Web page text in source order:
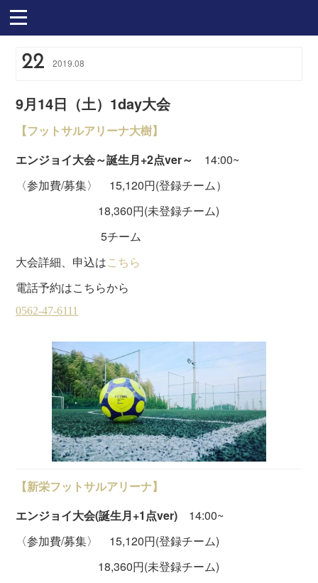
22 2019.08
9月14日（土）1day大会
【フットサルアリーナ大樹】
エンジョイ大会～誕生月+2点ver～
14:00~
〈参加費/募集〉 15,120円(登録チーム）
18,360円(未登録チーム)
5チーム
大会詳細、申込はこちら
電話予約はこちらから
【新栄フットサルアリーナ】
エンジョイ大会(誕生月+1点ver) 14:00~
〈参加費/募集〉 15,120円(登録チーム)
18,360円(未登録チーム)